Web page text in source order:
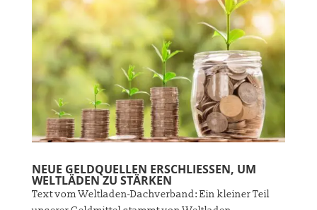
NEUE GELDQUELLEN ERSCHLIESSEN, UM W
ELTLÄDEN ZU STÄRKEN
Text vom Weltladen-Dachverband: Ein kleiner Teil